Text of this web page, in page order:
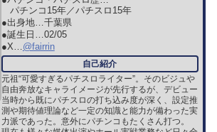
パチンコ15年／パチスロ15年
●出身地…千葉県
●誕生日…02/05
●X…@fairrin
元祖“可愛すぎるパチスロライター”。そのビジュや
自由奔放なキャライメージが先行するが、デビュー
当時から既にパチスロの打ち込み度が深く、設定推
測や期待値理論など一定の知識と能力が備わった実
力派であった。意外にパチンコもたくさん打つ。